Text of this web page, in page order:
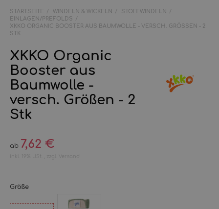
STARTSEITE WINDELN & WICKELN
STOFFWINDELN
EINLAGEN/PREFOLDS
XKKO ORGANIC BOOSTER AUS BAUMWOLLE - VERSCH. GRÖSSEN - 2 S
TK
XKKO Organic
Booster aus
Baumwolle -
versch. Größen - 2
Stk
ab 7,62 €
inkl. 19% USt. , zzgl. Versand
Größe